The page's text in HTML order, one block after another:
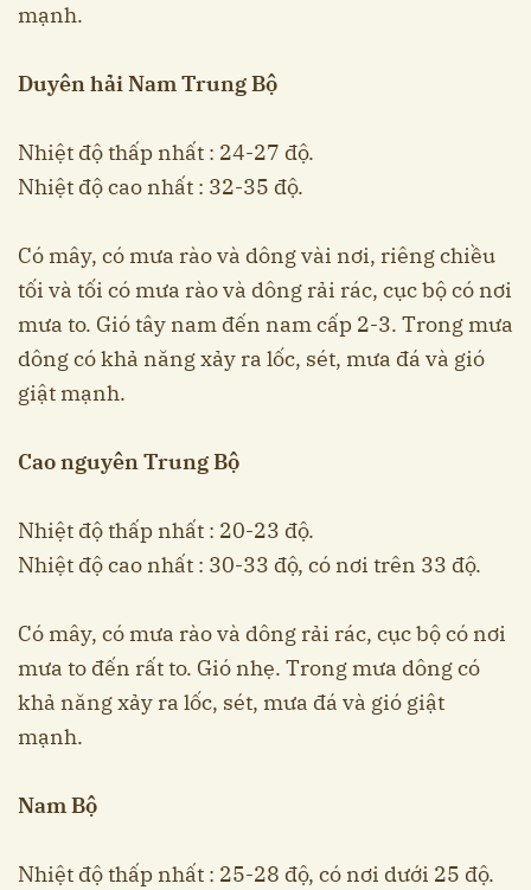
mạnh.
Duyên hải Nam Trung Bộ
Nhiệt độ thấp nhất : 24-27 độ.
Nhiệt độ cao nhất : 32-35 độ.
Có mây, có mưa rào và dông vài nơi, riêng chiều
tối và tối có mưa rào và dông rải rác, cục bộ có nơi
mưa to. Gió tây nam đến nam cấp 2-3. Trong mưa
dông có khả năng xảy ra lốc, sét, mưa đá và gió
giật mạnh.
Cao nguyên Trung Bộ
Nhiệt độ thấp nhất : 20-23 độ.
Nhiệt độ cao nhất : 30-33 độ, có nơi trên 33 độ.
Có mây, có mưa rào và dông rải rác, cục bộ có nơi
mưa to đến rất to. Gió nhẹ. Trong mưa dông có
khả năng xảy ra lốc, sét, mưa đá và gió giật
mạnh.
Nam Bộ
Nhiệt độ thấp nhất : 25-28 độ, có nơi dưới 25 độ.